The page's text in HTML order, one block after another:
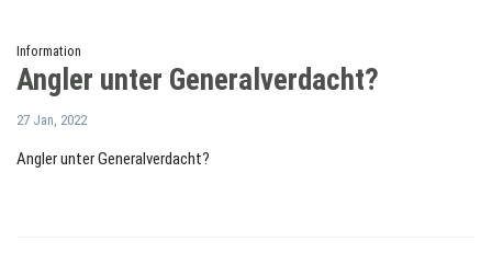
Information
Angler unter Generalverdacht?
27 Jan, 2022
Angler unter Generalverdacht?